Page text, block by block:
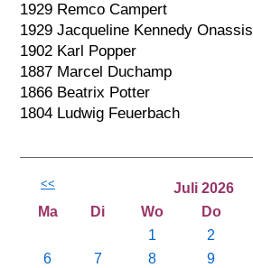
1929 Remco Campert
1929 Jacqueline Kennedy Onassis
1902 Karl Popper
1887 Marcel Duchamp
1866 Beatrix Potter
1804 Ludwig Feuerbach
<< Juli 2026
Ma Di Wo Do
1
2
6
7 8 9